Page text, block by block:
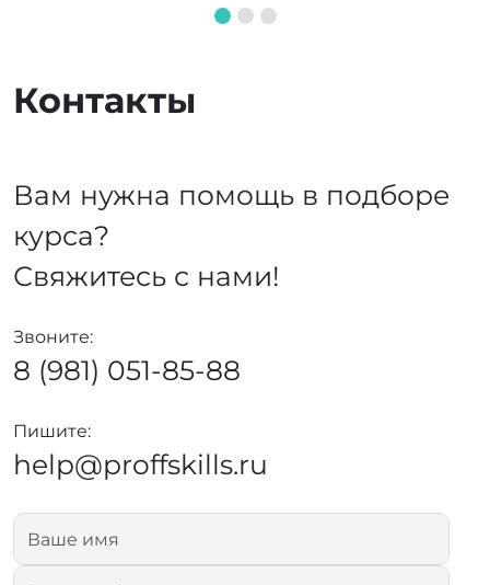
Контакты
Вам нужна помощь в подборе
курса?
Свяжитесь с нами!
Звоните:
8 (981) 051-85-88
Пишите:
help@proffskills.ru